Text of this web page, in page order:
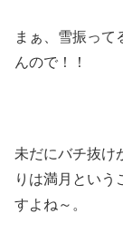
まぁ、雪振って
んので！！
未だにバチ抜け
りは満月という
すよね～。